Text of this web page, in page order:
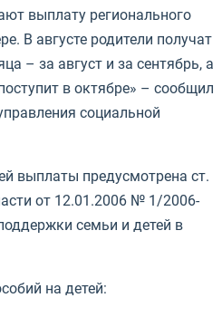
выплату регионального
В августе родители получат
– за август и за сентябрь, а
в октябре» – сообщил
социальной
выплаты предусмотрена ст.
от 12.01.2006 № 1/2006-
семьи и детей в
на детей: